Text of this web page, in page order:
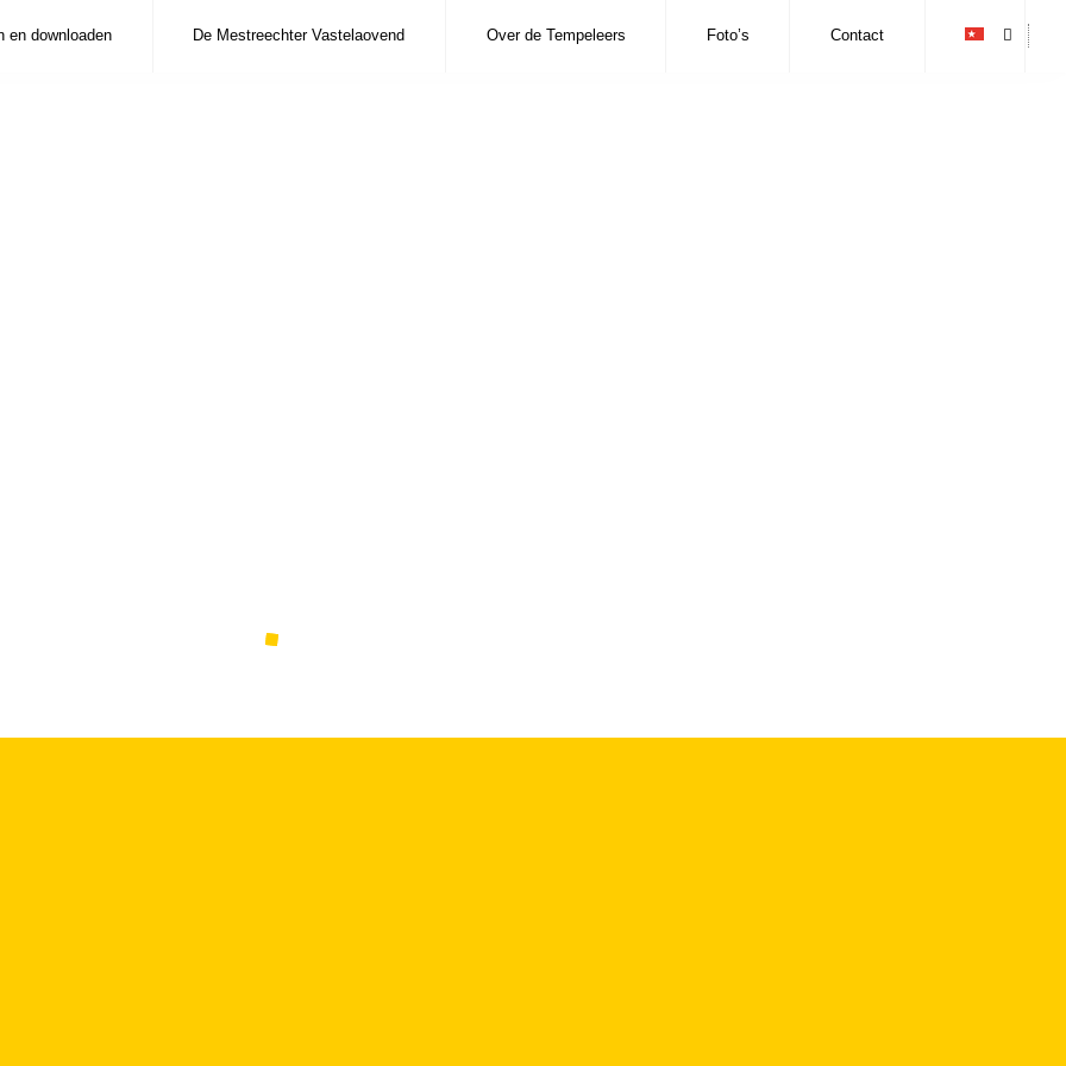
en downloaden De Mestreechter Vastelaovend Over de Tempeleers Foto’s Contact